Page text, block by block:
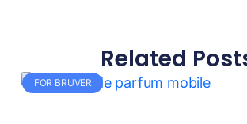
Related
FOR BRUVER